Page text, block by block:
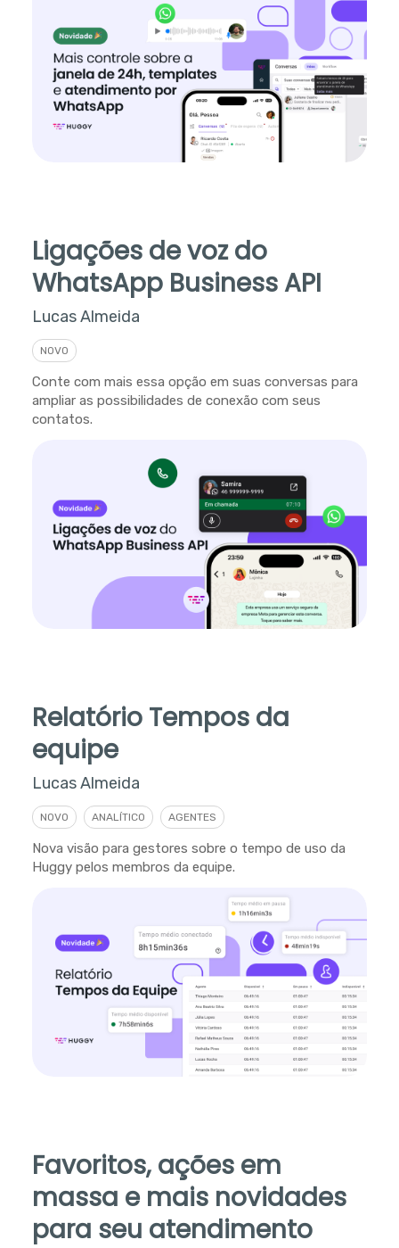
Ligações de voz do
WhatsApp Business API
Lucas Almeida
NOVO
Conte com mais essa opção em suas conversas para
ampliar as possibilidades de conexão com seus
contatos.
Relatório Tempos da
equipe
Lucas Almeida
NOVO ANALÍTICO AGENTES
Nova visão para gestores sobre o tempo de uso da
Huggy pelos membros da equipe.
Favoritos, ações em
massa e mais novidades
para seu atendimento